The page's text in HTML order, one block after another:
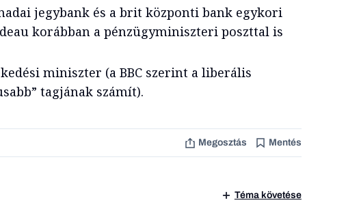
jegybank és a brit központi bank egykori
korábban a pénzügyminiszteri poszttal is
miniszter (a BBC szerint a liberális
tagjának számít).
Megosztás Mentés
Téma követése